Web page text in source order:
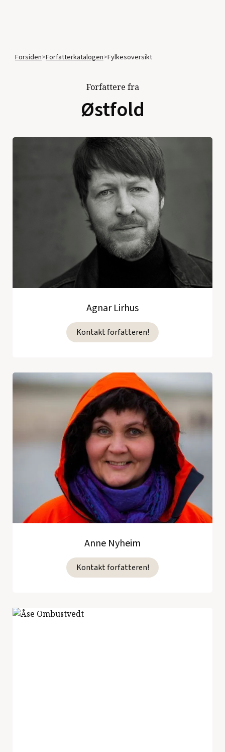
Forsiden>Forfatterkatalogen>Fylkesoversikt
Forfattere fra
Østfold
Agnar Lirhus
Kontakt forfatteren!
Anne Nyheim
Kontakt forfatteren!